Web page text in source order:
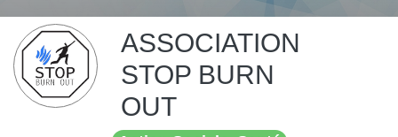
ASSOCIATION
STOP BURN
OUT